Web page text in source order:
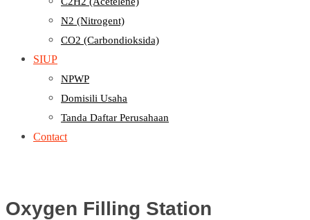
N2 (Nitrogent)
CO2 (Carbondioksida)
SIUP
NPWP
Domisili Usaha
Tanda Daftar Perusahaan
Contact
Oxygen Filling Station